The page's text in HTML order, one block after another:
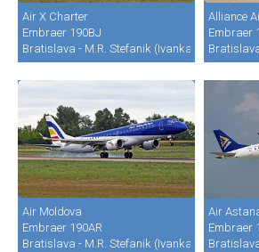
Air X Charter
Embraer 190BJ
Bratislava - M.R. Stefanik (Ivanka) (BTS / LZIB)
Alliance
Embraer
Air Moldova
Embraer 190AR
Bratislava - M.R. Stefanik (Ivanka) (BTS / LZIB)
Air
Embraer